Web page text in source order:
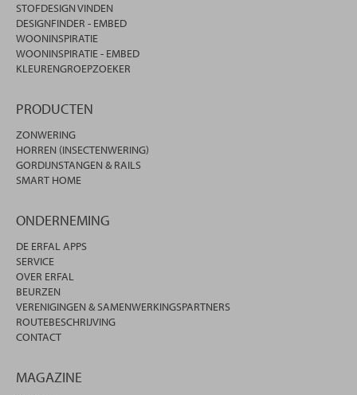
STOFDESIGN VINDEN
DESIGNFINDER - EMBED
WOONINSPIRATIE
WOONINSPIRATIE - EMBED
KLEURENGROEPZOEKER
PRODUCTEN
ZONWERING
HORREN (INSECTENWERING)
GORDIJNSTANGEN & RAILS
SMART HOME
ONDERNEMING
DE ERFAL APPS
SERVICE
OVER ERFAL
BEURZEN
VERENIGINGEN & SAMENWERKINGSPARTNERS
ROUTEBESCHRIJVING
CONTACT
MAGAZINE